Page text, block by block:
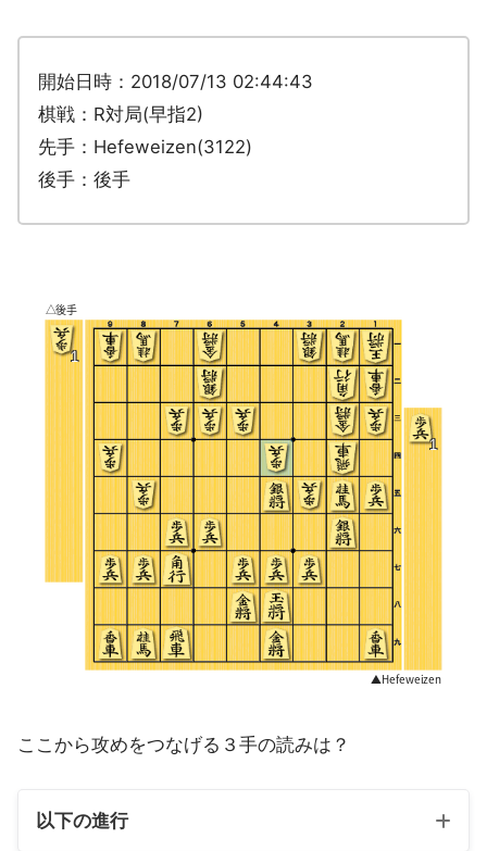
開始日時：2018/07/13 02:44:43
棋戦：R対局(早指2)
先手：Hefeweizen(3122)
後手：後手
ここから攻めをつなげる３手の読みは？
以下の進行